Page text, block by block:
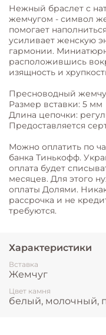
Нежный браслет с
жемчугом - символ
помогает
усиливает женскую
гармонии.
расположившись
изящность и
Пресноводный
Размер вставки: 5 мм
Длина цепочки:
Предоставляется
Можно оплатить по
банка Тинькофф.
оплата будет
месяцев. Для этого
оплаты Долями.
рассрочка и не
требуются.
Характеристики
Вставка
Жемчуг
Цвет камня
белый, молочный,